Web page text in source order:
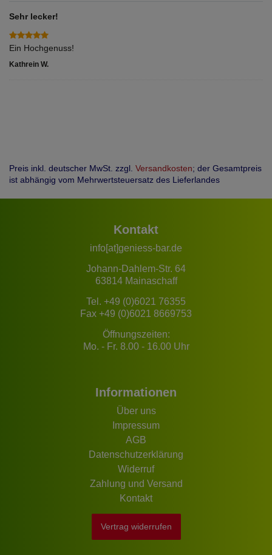
Sehr lecker!
Ein Hochgenuss!
Kathrein W.
Preis inkl. deutscher MwSt. zzgl. Versandkosten; der Gesamtpreis
ist abhängig vom Mehrwertsteuersatz des Lieferlandes
Kontakt
info[at]geniess-bar.de
Johann-Dahlem-Str. 64
63814 Mainaschaff
Tel. +49 (0)6021 76355
Fax +49 (0)6021 8669753
Öffnungszeiten:
Mo. - Fr. 8.00 - 16.00 Uhr
Informationen
Über uns
Impressum
AGB
Datenschutzerklärung
Widerruf
Zahlung und Versand
Kontakt
Vertrag widerrufen